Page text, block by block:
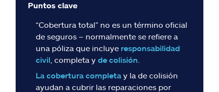
Asistencia y apoyo
Puntos clave
“Cobertura total” no es un término oficial
de seguros – normalmente se refiere a
una póliza que incluye responsabilidad
civil , completa y de colisión
La cobertura completa y la de colisión
ayudan a cubrir las reparaciones por